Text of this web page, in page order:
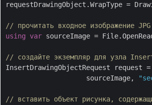
requestDrawingObject.WrapType =
// прочитать входное изображение JPG
using
var sourceImage =
// создайте экземпляр для узла
InsertDrawingObjectRequest request =
                    sourceImage,
// вставить объект рисунка,